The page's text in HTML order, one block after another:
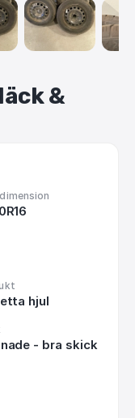
&
hjul
- bra skick